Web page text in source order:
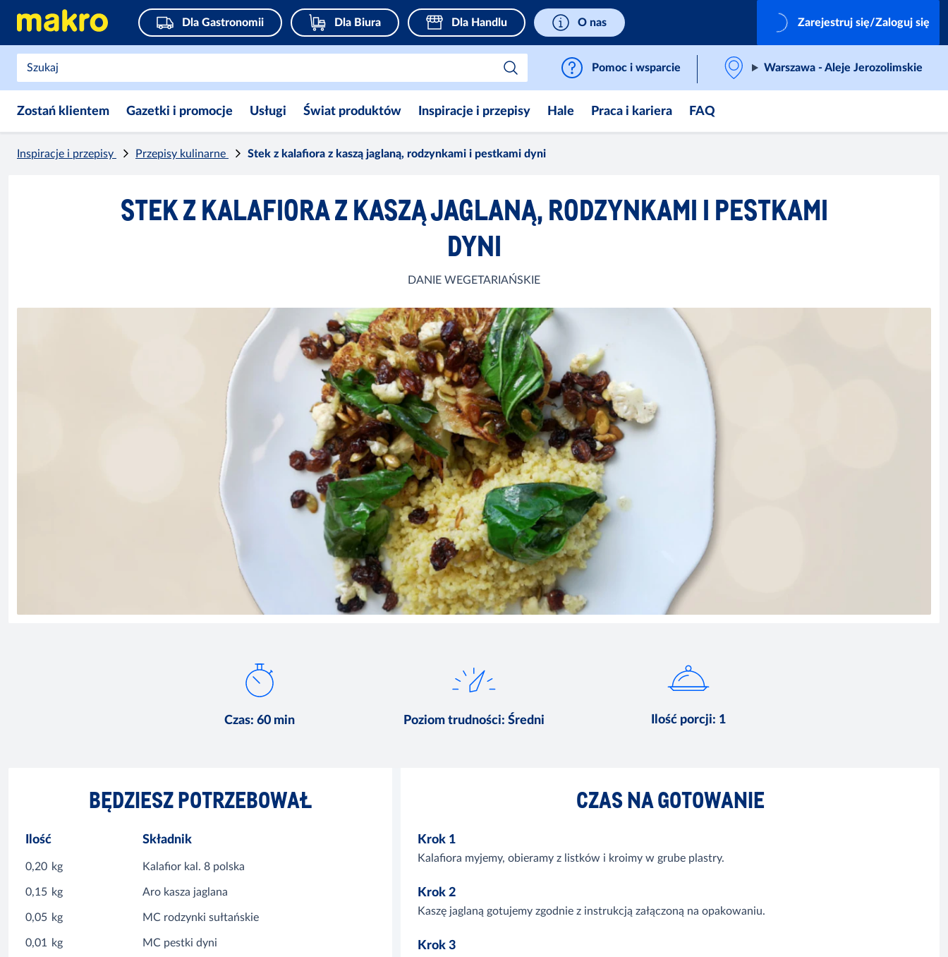
Dla Gastronomii Dla Biura Dla Handlu O nas Zarejestruj się/Zaloguj się
Pomoc i wsparcie Warszawa - Aleje Jerozolimskie
Zostań klientem Gazetki i promocje Usługi Świat produktów Inspiracje i przepisy Hale Praca i kariera FAQ
Inspiracje i przepisy Przepisy kulinarne Stek z kalafiora z kaszą jaglaną, rodzynkami i pestkami dyni
STEK Z KALAFIORA Z KASZĄ JAGLANĄ, RODZYNKAMI I PESTKAMI
DYNI
DANIE WEGETARIAŃSKIE
Czas:60 min Poziom trudności: Średni Ilość porcji: 1
BĘDZIESZ POTRZEBOWAŁ
Ilość Składnik
0,20 kg Kalafior kal. 8 polska
0,15 kg Aro kasza jaglana
0,05 kg MC rodzynki sułtańskie
0,01 kg MC pestki dyni
CZAS NA GOTOWANIE
Krok 1
Kalafiora myjemy, obieramy z listków i kroimy w grube plastry.
Krok 2
Kaszę jaglaną gotujemy zgodnie z instrukcją załączoną na opakowaniu.
Krok 3